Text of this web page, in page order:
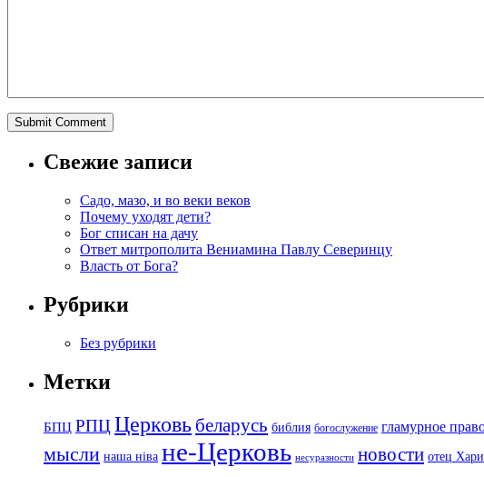
Свежие записи
Садо, мазо, и во веки веков
Почему уходят дети?
Бог списан на дачу
Ответ митрополита Вениамина Павлу Северинцу
Власть от Бога?
Рубрики
Без рубрики
Метки
БПЦ РПЦ Церковь беларусь библия богослужение гламурное
мысли наша ніва не-Церковь несуразности новости отец